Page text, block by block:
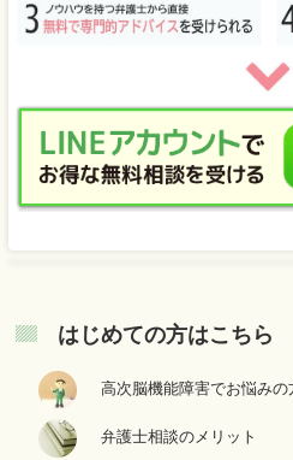
はじめての方はこちら
高次脳機能障害でお悩みの
弁護士相談のメリット